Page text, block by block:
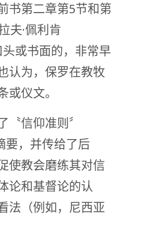
书第二章第5节和第
夫·佩利肯
或书面的，非常早
认为，保罗在教牧
仪文。
信仰准则〞
要，并传给了后
使教会磨练其对信
论和基督论的认
法（例如，尼西亚